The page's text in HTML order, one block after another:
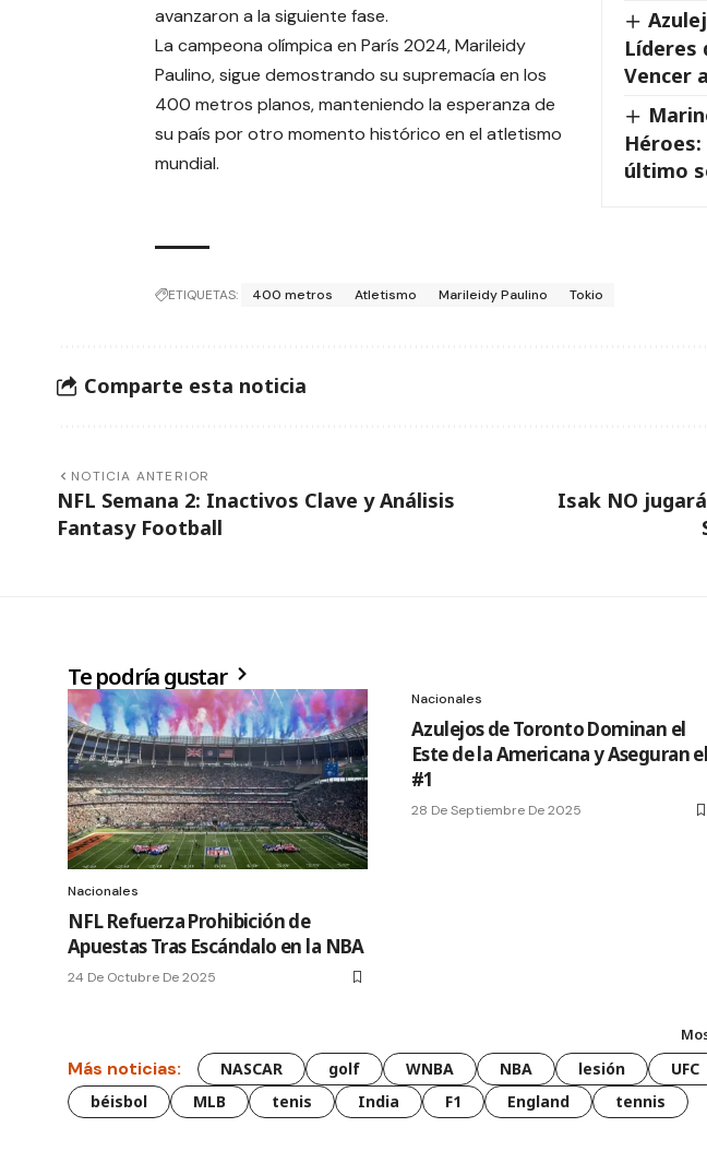
Líderes
Vencer
último
avanzaron a la siguiente fase.
La campeona olímpica en París 2024, Marileidy
Paulino, sigue demostrando su supremacía en los
400 metros planos, manteniendo la esperanza de
su país por otro momento histórico en el atletismo
mundial.
ETIQUETAS: 400 metros Atletismo Marileidy Paulino Tokio
Comparte esta noticia
NOTICIA ANTERIOR
NFL Semana 2: Inactivos Clave y Análisis
Fantasy Football
Isak NO
Te podría gustar
Nacionales
NFL Refuerza Prohibición de
Apuestas Tras Escándalo en la NBA
24 De Octubre De 2025
Nacionales
Azulejos de Toronto Dominan el
Este de la Americana y Aseguran el
#1
28 De Septiembre De 2025
Más noticias: NASCAR golf WNBA NBA lesión UFC
béisbol
MLB tenis India F1 England tennis